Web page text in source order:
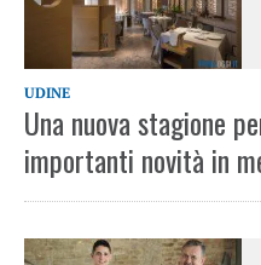
UDINE
Una nuova stagione
importanti novità in